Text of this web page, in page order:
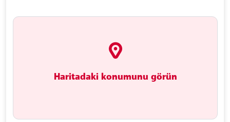
Haritadaki konumunu görün